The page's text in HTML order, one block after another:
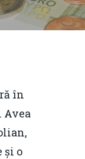
în
Avea
și o